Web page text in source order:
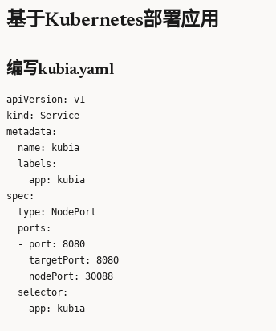
基于Kubernetes部署应用
编写kubia.yaml
apiVersion: v1
kind: Service
metadata:
  name: kubia
  labels:
    app: kubia
spec:
  type: NodePort
  ports:
  - port: 8080
    targetPort: 8080
    nodePort: 30088
  selector:
    app: kubia